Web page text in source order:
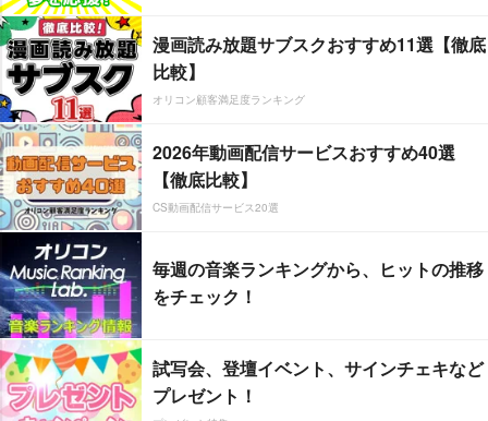
漫画読み放題サブスクおすすめ11選【徹底
比較】
オリコン顧客満足度ランキング
2026年動画配信サービスおすすめ40選
【徹底比較】
CS動画配信サービス20選
毎週の音楽ランキングから、ヒットの推移
をチェック！
試写会、登壇イベント、サインチェキなど
プレゼント！